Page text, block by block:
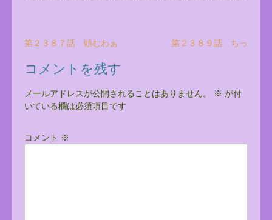
投
稿
ナ
ビ
ゲ
ー
シ
第２３８７話 頼むわぁ 第２３８９話 ちっ
コメントを残す
メールアドレスが公開されることはありません。 ※ が付
いている欄は必須項目です
コメント ※